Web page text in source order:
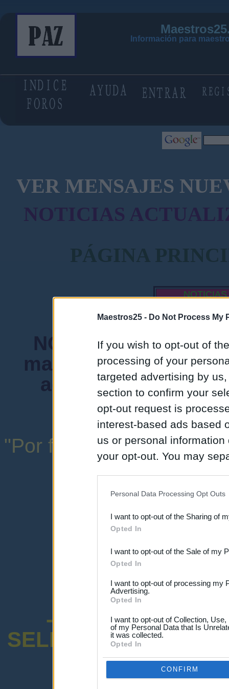
Maestros25 - Do Not Process My
If you wish to opt-out of
processing of your
targeted advertising by
section to confirm your
opt-out request is
interest-based ads based
us or personal
your opt-out. You may
Downstream Participants
third parties.
Personal Data Processing Opt Outs
I want to opt-out of the Sharing of
Opted In
I want to opt-out of the Sale of my
Opted In
I want to opt-out of processing my
Advertising.
Opted In
I want to opt-out of Collection,
of my Personal Data that Is
it was collected.
Opted In
CONFIRM
Información para
VER MENSAJES
NOTICIAS
PÁGINA
NOTICIAS
NORMA
mantenga siempre
admiten mensajes
instituciones
"Por favor, no abuse de
una expresión
-ENCUESTA
SELECTIVO